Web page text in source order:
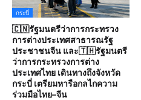
กระบี่
🇨🇳รัฐมนตรีว่าการกระทรวง
การต่างประเทศสาธารณรัฐ
ประชาชนจีน และ🇹🇭รัฐมนตรี
ว่าการกระทรวงการต่าง
ประเทศไทย เดินทางถึงจังหวัด
กระบี่ เตรียมหารือกลไกความ
ร่วมมือไทย–จีน